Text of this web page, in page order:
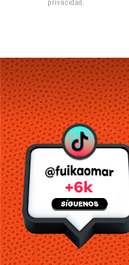
privacidad